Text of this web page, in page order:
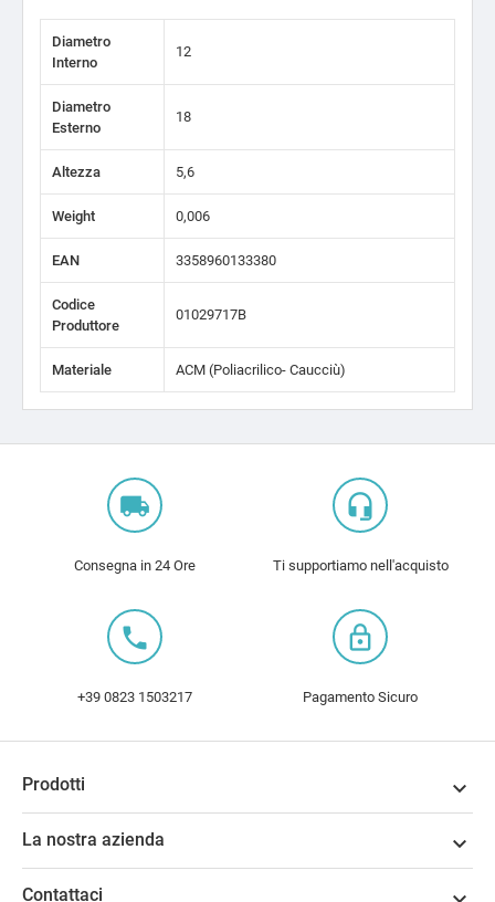
Diametro
Interno
12
Diametro
Esterno
18
Altezza 5,6
Weight 0,006
EAN 3358960133380
Codice
Produttore
01029717B
Materiale ACM (Poliacrilico- Caucciù)
local_shipping
Consegna in 24 Ore
headset_mic
Ti supportiamo nell'acquisto
local_phone
+39 0823 1503217
lock_outline
Pagamento Sicuro
Prodotti 
La nostra azienda 
Contattaci